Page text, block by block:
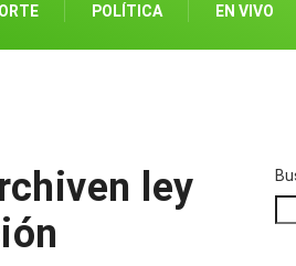
POLÍTICA EN VIVO
ley